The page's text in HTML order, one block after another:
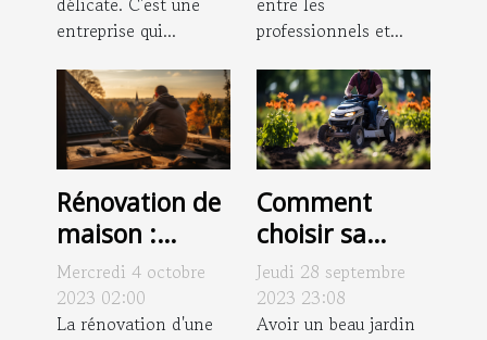
entreprise qui...
professionnels et...
Rénovation de
maison :
quelles sont
les potentielles
raisons de
Mercredi 4 octobre
2023 02:00
La rénovation d'une
Comment
choisir sa
motobineuse :
critères et
conseils
Jeudi 28 septembre
2023 23:08
Avoir un beau jardin